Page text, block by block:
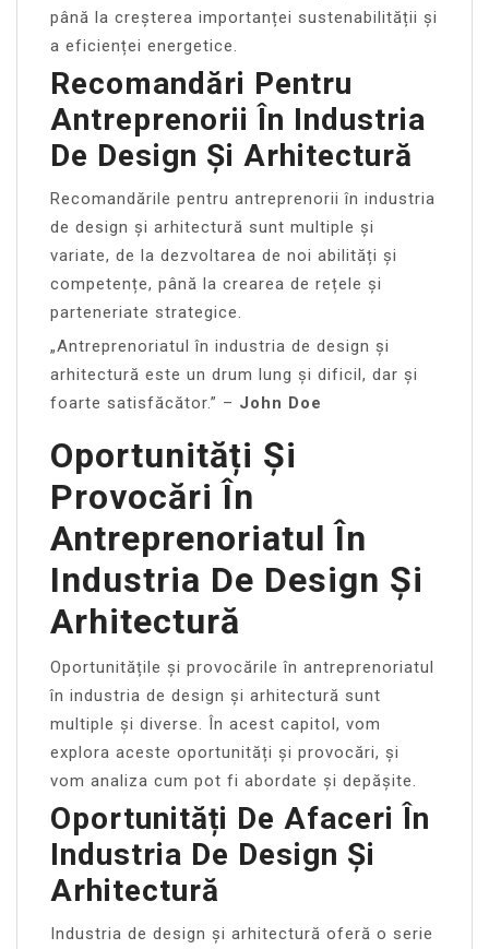
până la creșterea importanței sustenabilității și
a eficienței energetice.
Recomandări Pentru
Antreprenorii În Industria
De Design Și Arhitectură
Recomandările pentru antreprenorii în industria
de design și arhitectură sunt multiple și
variate, de la dezvoltarea de noi abilități și
competențe, până la crearea de rețele și
parteneriate strategice.
„Antreprenoriatul în industria de design și
arhitectură este un drum lung și dificil, dar și
foarte satisfăcător.” – John Doe
Oportunități Și
Provocări În
Antreprenoriatul În
Industria De Design Și
Arhitectură
Oportunitățile și provocările în antreprenoriatul
în industria de design și arhitectură sunt
multiple și diverse. În acest capitol, vom
explora aceste oportunități și provocări, și
vom analiza cum pot fi abordate și depășite.
Oportunități De Afaceri În
Industria De Design Și
Arhitectură
Industria de design și arhitectură oferă o serie